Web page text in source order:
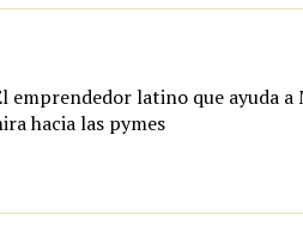
emprendedor latino que ayuda a
hacia las pymes